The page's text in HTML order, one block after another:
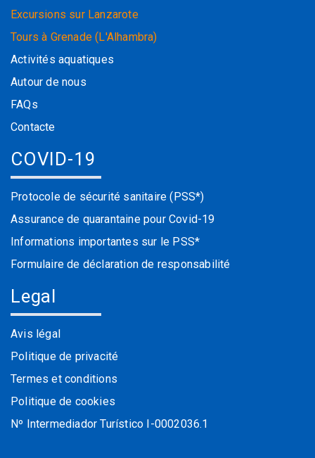
Excursions sur Lanzarote
Tours à Grenade (L'Alhambra)
Activités aquatiques
Autour de nous
FAQs
Contacte
COVID-19
Protocole de sécurité sanitaire (PSS*)
Assurance de quarantaine pour Covid-19
Informations importantes sur le PSS*
Formulaire de déclaration de responsabilité
Legal
Avis légal
Politique de privacité
Termes et conditions
Politique de cookies
Nº Intermediador Turístico I-0002036.1